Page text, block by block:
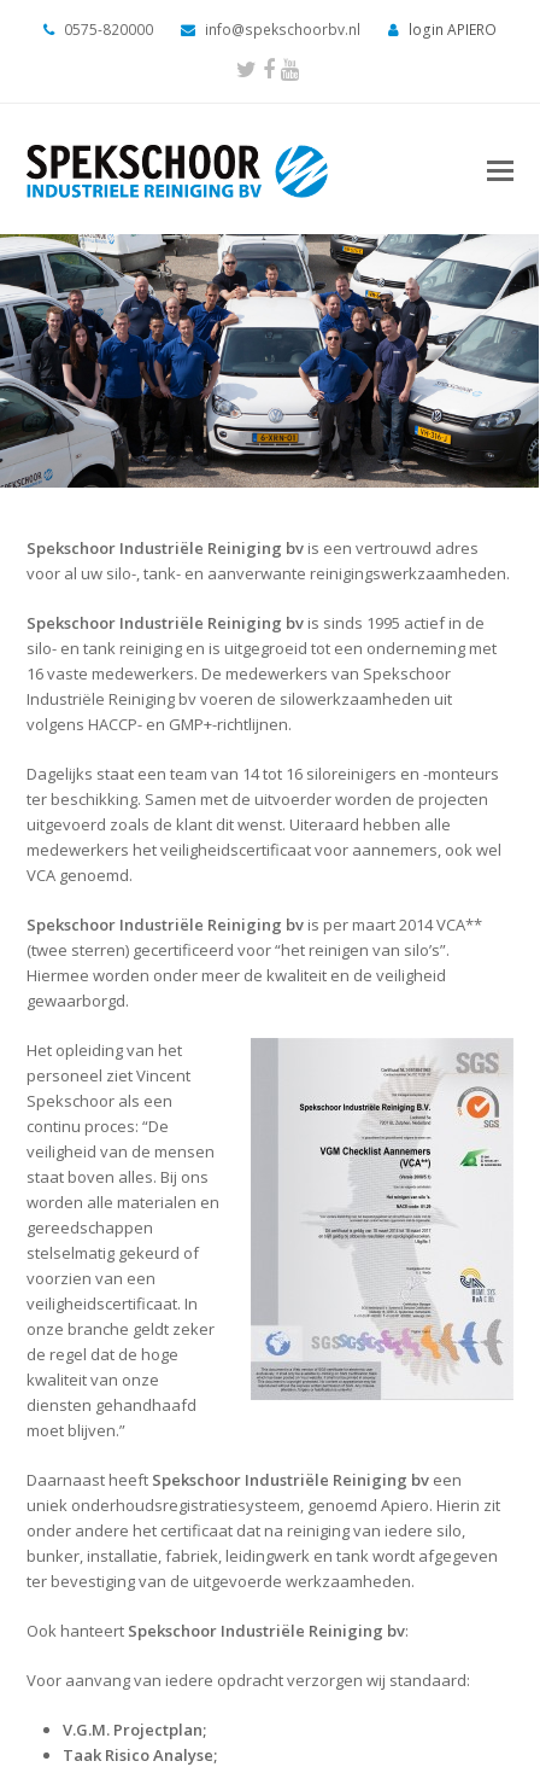
0575-820000 info@spekschoorbv.nl login APIERO
Twitter
Facebook
Youtube
Spekschoor Industriële Reiniging bv is een vertrouwd adres
voor al uw silo-, tank- en aanverwante reinigingswerkzaamheden.
Spekschoor Industriële Reiniging bv is sinds 1995 actief in de
silo- en tank reiniging en is uitgegroeid tot een onderneming met
16 vaste medewerkers. De medewerkers van Spekschoor
Industriële Reiniging bv voeren de silowerkzaamheden uit
volgens HACCP- en GMP+-richtlijnen.
Dagelijks staat een team van 14 tot 16 siloreinigers en -monteurs
ter beschikking. Samen met de uitvoerder worden de projecten
uitgevoerd zoals de klant dit wenst. Uiteraard hebben alle
medewerkers het veiligheidscertificaat voor aannemers, ook wel
VCA genoemd.
Spekschoor Industriële Reiniging bv is per maart 2014 VCA**
(twee sterren) gecertificeerd voor “het reinigen van silo’s”.
Hiermee worden onder meer de kwaliteit en de veiligheid
gewaarborgd.
Het opleiding van het
personeel ziet Vincent
Spekschoor als een
continu proces: “De
veiligheid van de mensen
staat boven alles. Bij ons
worden alle materialen en
gereedschappen
stelselmatig gekeurd of
voorzien van een
veiligheidscertificaat. In
onze branche geldt zeker
de regel dat de hoge
kwaliteit van onze
diensten gehandhaafd
moet blijven.”
Daarnaast heeft Spekschoor Industriële Reiniging bv een
uniek onderhoudsregistratiesysteem, genoemd Apiero. Hierin zit
onder andere het certificaat dat na reiniging van iedere silo,
bunker, installatie, fabriek, leidingwerk en tank wordt afgegeven
ter bevestiging van de uitgevoerde werkzaamheden.
Ook hanteert Spekschoor Industriële Reiniging bv:
Voor aanvang van iedere opdracht verzorgen wij standaard:
V.G.M. Projectplan;
Taak Risico Analyse;